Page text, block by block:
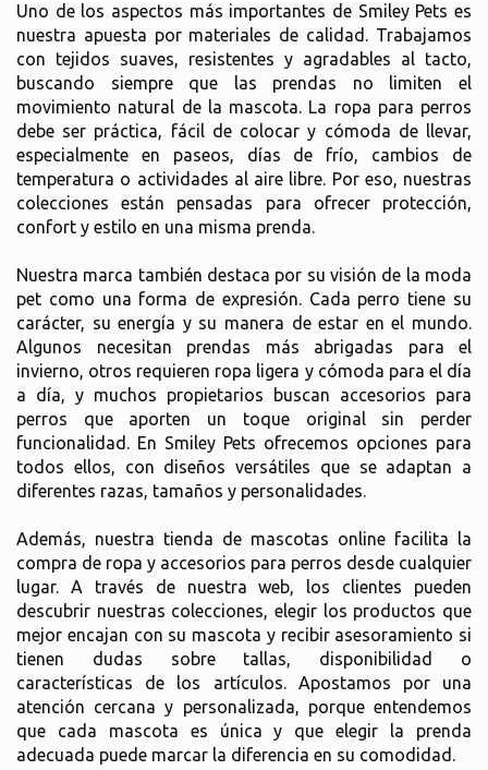
Uno de los aspectos más importantes de Smiley Pets es
nuestra apuesta por materiales de calidad. Trabajamos
con tejidos suaves, resistentes y agradables al tacto,
buscando siempre que las prendas no limiten el
movimiento natural de la mascota. La ropa para perros
debe ser práctica, fácil de colocar y cómoda de llevar,
especialmente en paseos, días de frío, cambios de
temperatura o actividades al aire libre. Por eso, nuestras
colecciones están pensadas para ofrecer protección,
confort y estilo en una misma prenda.
Nuestra marca también destaca por su visión de la moda
pet como una forma de expresión. Cada perro tiene su
carácter, su energía y su manera de estar en el mundo.
Algunos necesitan prendas más abrigadas para el
invierno, otros requieren ropa ligera y cómoda para el día
a día, y muchos propietarios buscan accesorios para
perros que aporten un toque original sin perder
funcionalidad. En Smiley Pets ofrecemos opciones para
todos ellos, con diseños versátiles que se adaptan a
diferentes razas, tamaños y personalidades.
Además, nuestra tienda de mascotas online facilita la
compra de ropa y accesorios para perros desde cualquier
lugar. A través de nuestra web, los clientes pueden
descubrir nuestras colecciones, elegir los productos que
mejor encajan con su mascota y recibir asesoramiento si
tienen dudas sobre tallas, disponibilidad o
características de los artículos. Apostamos por una
atención cercana y personalizada, porque entendemos
que cada mascota es única y que elegir la prenda
adecuada puede marcar la diferencia en su comodidad.